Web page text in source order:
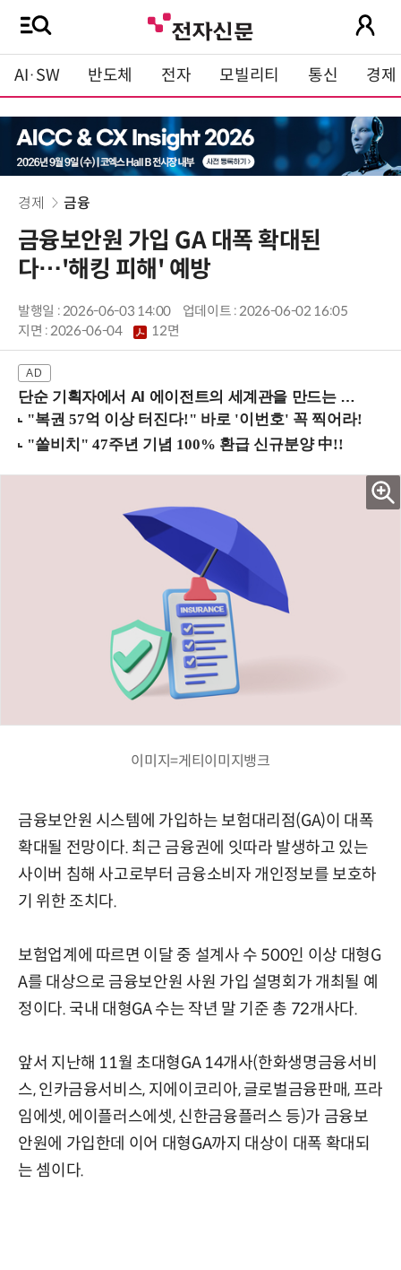
AI·SW 반도체 전자 모빌리티 통신 경제
경제 금융
금융보안원 가입 GA 대폭 확대된
다…'해킹 피해' 예방
발행일 : 2026-06-03 14:00
업데이트 : 2026-06-02 16:05
지면 :2026-06-04 12면
단순 기획자에서 AI 에이전트의 세계관을 만드는 지식 설계자로.. (8/20 강남역)
이미지=게티이미지뱅크
금융보안원 시스템에 가입하는 보험대리점(GA)이 대폭
확대될 전망이다. 최근 금융권에 잇따라 발생하고 있는
사이버 침해 사고로부터 금융소비자 개인정보를 보호하
기 위한 조치다.
보험업계에 따르면 이달 중 설계사 수 500인 이상 대형G
A를 대상으로 금융보안원 사원 가입 설명회가 개최될 예
정이다. 국내 대형GA 수는 작년 말 기준 총 72개사다.
앞서 지난해 11월 초대형GA 14개사(한화생명금융서비
스, 인카금융서비스, 지에이코리아, 글로벌금융판매, 프라
임에셋, 에이플러스에셋, 신한금융플러스 등)가 금융보
안원에 가입한데 이어 대형GA까지 대상이 대폭 확대되
는 셈이다.